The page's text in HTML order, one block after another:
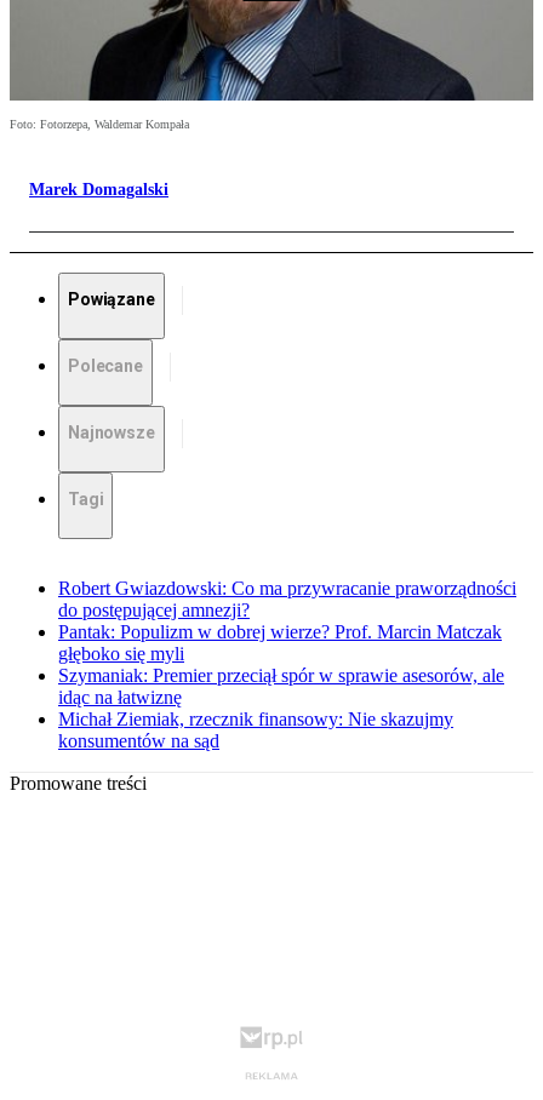
Foto: Fotorzepa, Waldemar Kompała
Marek Domagalski
Powiązane
Polecane
Najnowsze
Tagi
Robert Gwiazdowski: Co ma przywracanie praworządności
do postępującej amnezji?
Pantak: Populizm w dobrej wierze? Prof. Marcin Matczak
głęboko się myli
Szymaniak: Premier przeciął spór w sprawie asesorów, ale
idąc na łatwiznę
Michał Ziemiak, rzecznik finansowy: Nie skazujmy
konsumentów na sąd
Promowane treści